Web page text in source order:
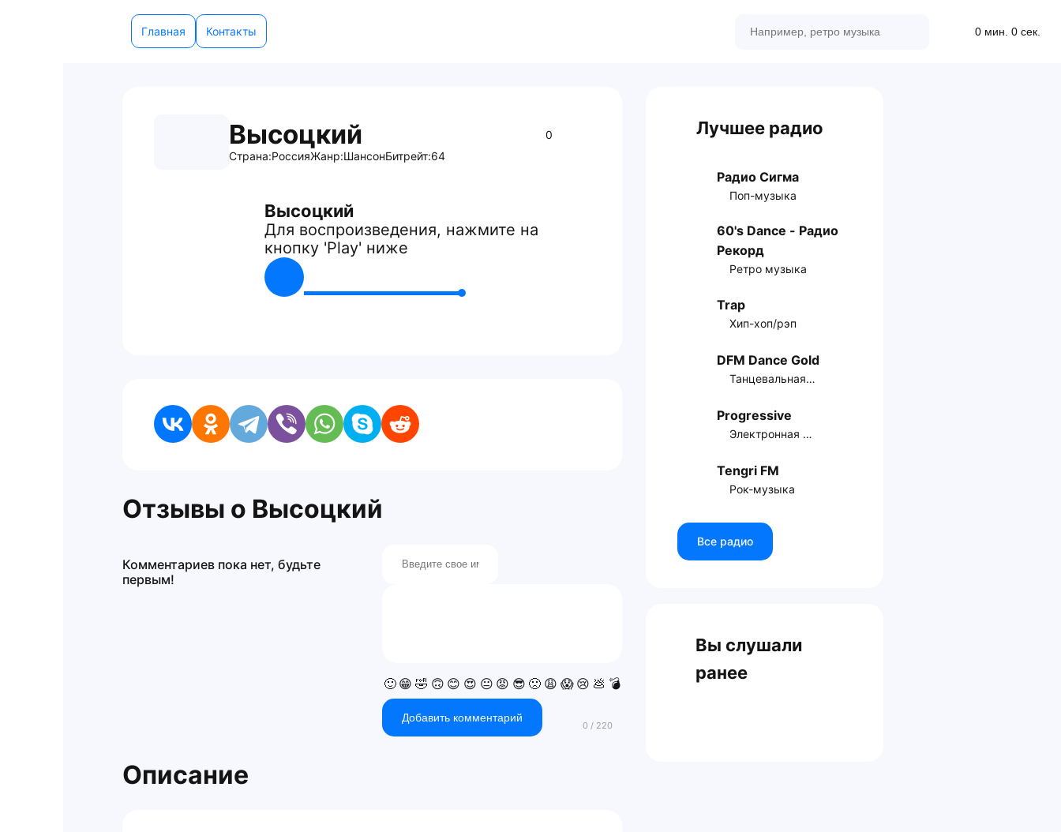
Главная Контакты 0 мин. 0 сек.
Высоцкий
0
Страна:РоссияЖанр:ШансонБитрейт:64
Высоцкий
Для воспроизведения, нажмите на
кнопку 'Play' ниже
Отзывы о Высоцкий
🙂 😁 🤣 🙃 😊 😍 😐 😡 😎 🙁 😩 😱 😢 💩 💣
Добавить комментарий
Комментариев пока нет, будьте
первым!
Описание
Лучшее радио
Радио Сигма
Поп-музыка
60's Dance - Радио
Рекорд
Ретро музыка
Trap
Хип-хоп/рэп
DFM Dance Gold
Танцевальная музыка
Progressive
Электронная музыка
Tengri FM
Рок-музыка
Все радио
Вы слушали
ранее